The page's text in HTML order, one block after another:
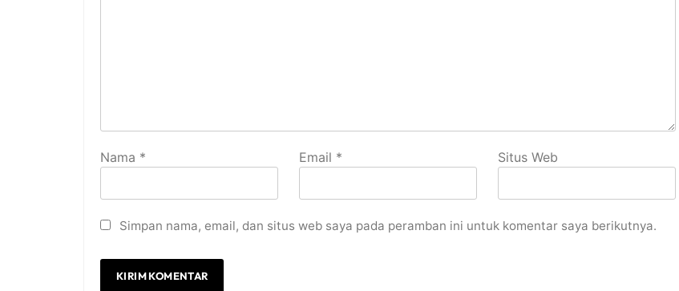
Nama * Email * Situs Web
Simpan nama, email, dan situs web saya pada peramban ini untuk komentar saya berikutnya.